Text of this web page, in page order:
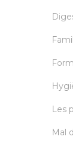
Les
Mal